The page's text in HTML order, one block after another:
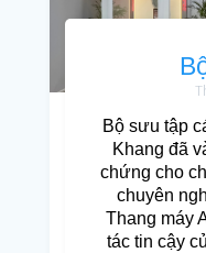
Bộ sưu tập
Khang đã
chứng cho
chuyên
Thang máy
tác tin cậy